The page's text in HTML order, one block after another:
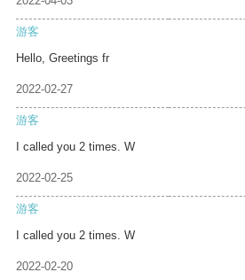
游客
Hello, Greetings fr
2022-02-27
游客
I called you 2 times. W
2022-02-25
游客
I called you 2 times. W
2022-02-20